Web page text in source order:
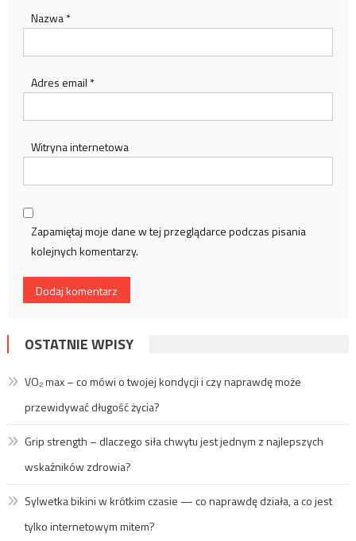
Nazwa*
Adres email *
Witryna internetowa
Zapamiętaj moje dane w tej przeglądarce podczas pisania
kolejnych komentarzy.
OSTATNIE WPISY
VO₂ max – co mówi o twojej kondycji i czy naprawdę może
przewidywać długość życia?
Grip strength – dlaczego siła chwytu jest jednym z najlepszych
wskaźników zdrowia?
Sylwetka bikini w krótkim czasie — co naprawdę działa, a co jest
tylko internetowym mitem?